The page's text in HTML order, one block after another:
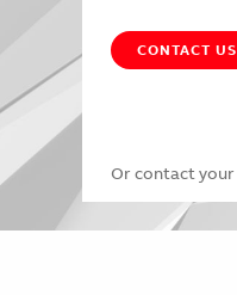
CONTACT US
Or contact your